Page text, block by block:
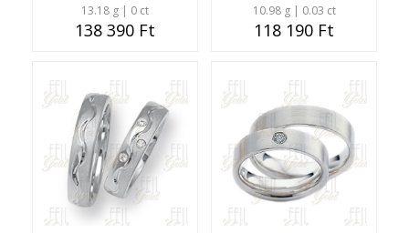
13.18 g | 0 ct
138 390 Ft
10.98 g | 0.03 ct
118 190 Ft